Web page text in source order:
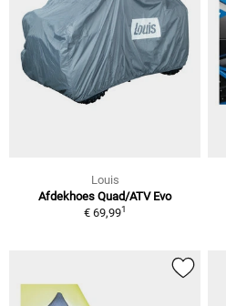
Louis
Afdekhoes Quad/ATV Evo
€ 69,991